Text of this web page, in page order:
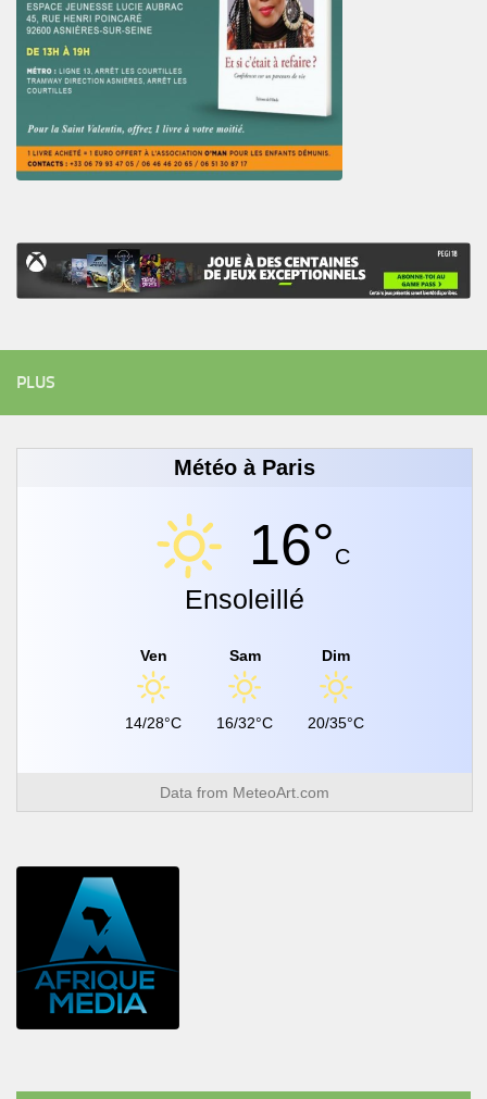
PLUS
Météo à Paris
16°C
Ensoleillé
Ven
14/28°C
Sam
16/32°C
Dim
20/35°C
Data from MeteoArt.com